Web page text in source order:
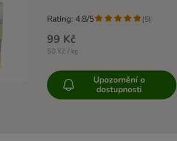
99 Kč
50 Kč / kg
Rating: 4.8/5 (5)
Upozornění o
dostupnosti